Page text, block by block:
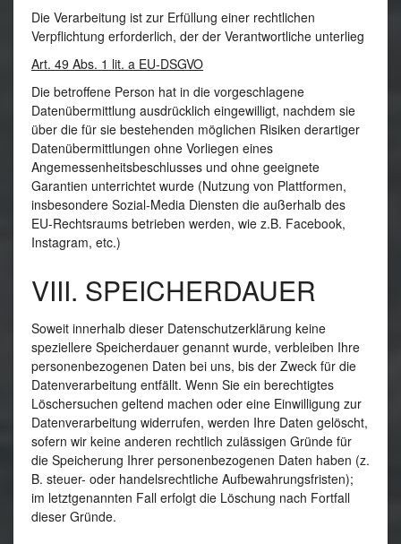
Die Verarbeitung ist zur Erfüllung einer rechtlichen
Verpflichtung erforderlich, der der Verantwortliche unterlieg
Art. 49 Abs. 1 lit. a EU-DSGVO
Die betroffene Person hat in die vorgeschlagene
Datenübermittlung ausdrücklich eingewilligt, nachdem sie
über die für sie bestehenden möglichen Risiken derartiger
Datenübermittlungen ohne Vorliegen eines
Angemessenheitsbeschlusses und ohne geeignete
Garantien unterrichtet wurde (Nutzung von Plattformen,
insbesondere Sozial-Media Diensten die außerhalb des
EU-Rechtsraums betrieben werden, wie z.B. Facebook,
Instagram, etc.)
VIII. SPEICHERDAUER
Soweit innerhalb dieser Datenschutzerklärung keine
speziellere Speicherdauer genannt wurde, verbleiben Ihre
personenbezogenen Daten bei uns, bis der Zweck für die
Datenverarbeitung entfällt. Wenn Sie ein berechtigtes
Löschersuchen geltend machen oder eine Einwilligung zur
Datenverarbeitung widerrufen, werden Ihre Daten gelöscht,
sofern wir keine anderen rechtlich zulässigen Gründe für
die Speicherung Ihrer personenbezogenen Daten haben (z.
B. steuer- oder handelsrechtliche Aufbewahrungsfristen);
im letztgenannten Fall erfolgt die Löschung nach Fortfall
dieser Gründe.